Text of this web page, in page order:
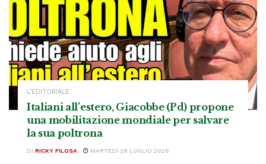
L’EDITORIALE
Italiani all’estero, Giacobbe (Pd) propone
una mobilitazione mondiale per salvare
la sua poltrona
DI RICKY FILOSA MARTEDÌ 28 LUGLIO 2026